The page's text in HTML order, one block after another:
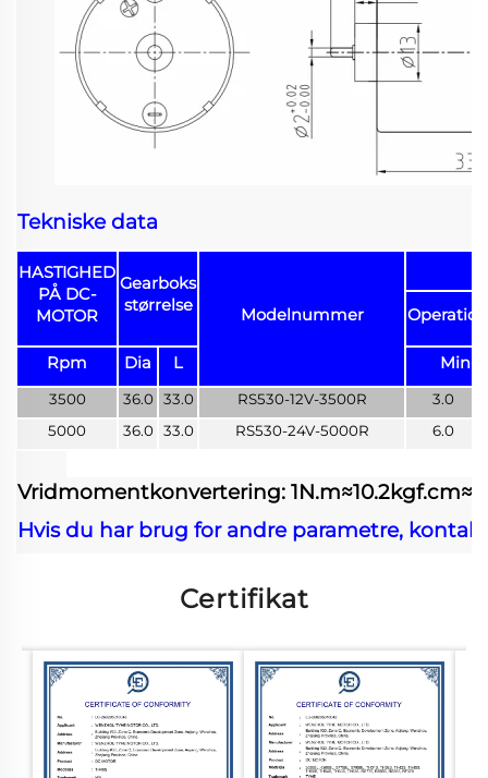
Tekniske data
HASTIGHED
PÅ DC-
MOTOR
Gearboks
størrelse
Modelnummer
Rpm Dia L Min-
3500 36.0 33.0 RS530-12V-3500R
3.0
5000
36.0 33.0 RS530-24V-5000R 6.0
Vridmomentkonvertering:
Hvis du har brug for andre parametre,
Certifikat